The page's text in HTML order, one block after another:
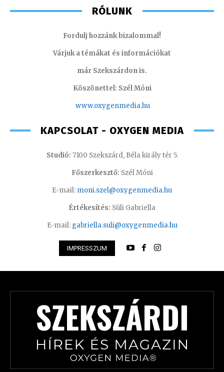
RÓLUNK
Fordulj hozzánk bizalommal!
Várjuk a témákat és információkat
már Szekszárdon is.
Köszönettel: Szél Móni
www.oxygenmedia.hu
KAPCSOLAT - OXYGEN MEDIA
Studió: 7100 Szekszárd, Béla király tér 5.
Főszerkesztő: Szél Móni
E-mail: moni.szel@oxygenmedia.hu
Értékesítés: Süli Gabriella
E-mail: gabriella.suli@oxygenmedia.hu
IMPRESSZUM